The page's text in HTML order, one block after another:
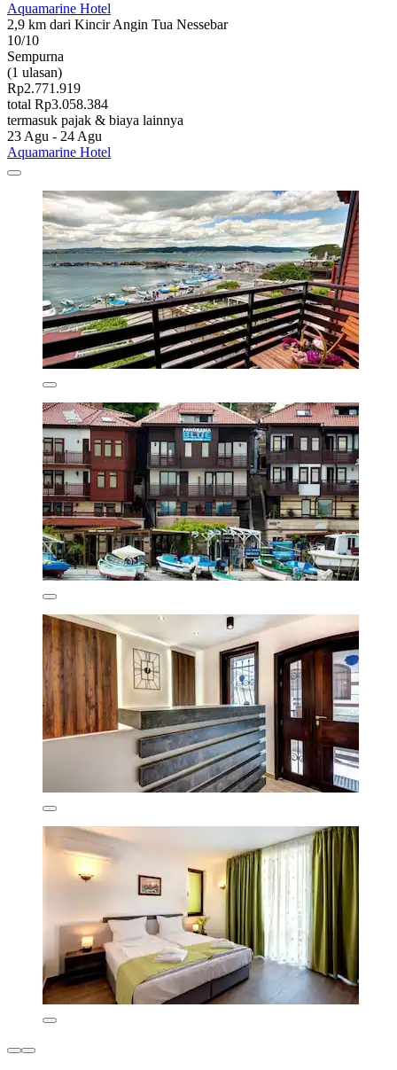
Aquamarine Hotel
2,9 km dari Kincir Angin Tua Nessebar
10/10
Sempurna
(1 ulasan)
Rp2.771.919
total Rp3.058.384
termasuk pajak & biaya lainnya
23 Agu - 24 Agu
Aquamarine Hotel